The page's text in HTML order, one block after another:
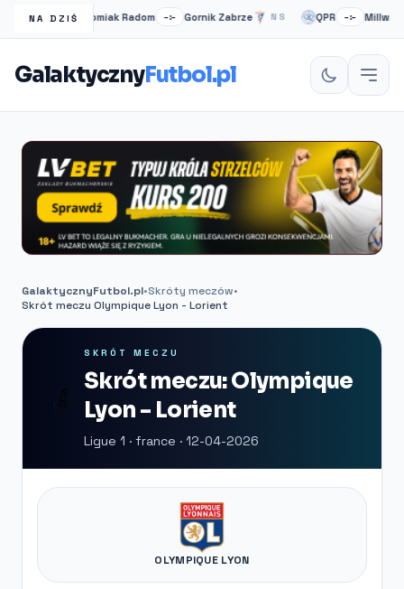
NA DZIŚ
NS Radomiak Radom –:– Gornik Zabrze NS QPR –:– Millwall
GalaktycznyFutbol.pl
GalaktycznyFutbol.pl•Skróty meczów•
Skrót meczu Olympique Lyon - Lorient
SKRÓT MECZU
Skrót meczu: Olympique
Lyon - Lorient
Ligue 1 · france · 12-04-2026
OLYMPIQUE LYON